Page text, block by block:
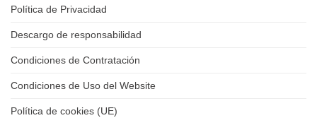
Política de Privacidad
Descargo de responsabilidad
Condiciones de Contratación
Condiciones de Uso del Website
Política de cookies (UE)